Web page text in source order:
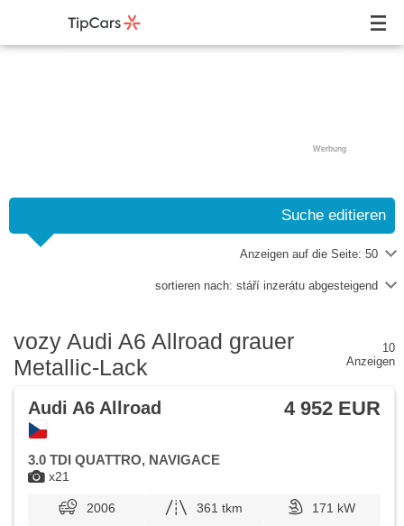
Werbung
Suche editieren
Anzeigen auf die Seite: 50
sortieren nach: stáří inzerátu abgesteigend
vozy Audi A6 Allroad grauer
Metallic-Lack
10
Anzeigen
x21
Audi A6 Allroad 4 952 EUR
3.0 TDI QUATTRO, NAVIGACE
2006 361 tkm
171 kW